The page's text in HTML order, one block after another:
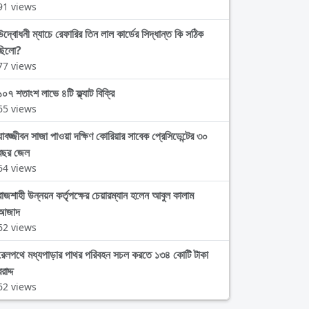
views
ম্যাচে রেফারির তিন লাল কার্ডের সিদ্ধান্ত কি সঠিক
views
শতাংশ লাভে ৪টি ফ্ল্যাট বিক্রি
views
সাজা পাওয়া দক্ষিণ কোরিয়ার সাবেক প্রেসিডেন্টের ৩০
জেল
views
উন্নয়ন কর্তৃপক্ষের চেয়ারম্যান হলেন আবুল কালাম
views
মধ্যপাড়ার পাথর পরিবহন সচল করতে ১৩৪ কোটি টাকা
views